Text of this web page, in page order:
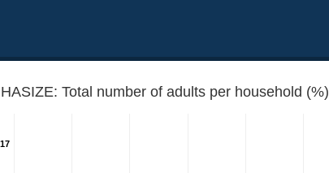
Total number of adults per household (%)
17